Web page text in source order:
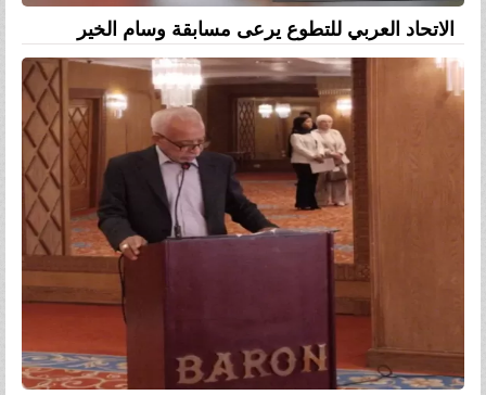
الاتحاد العربي للتطوع يرعى مسابقة وسام الخير